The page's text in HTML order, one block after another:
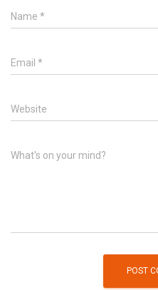
Name *
Email *
Website
What's on your mind?